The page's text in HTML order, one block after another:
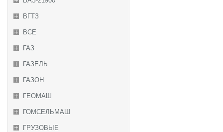
ВГТЗ
ВСЕ
ГАЗ
ГАЗЕЛЬ
ГАЗОН
ГЕОМАШ
ГОМСЕЛЬМАШ
ГРУЗОВЫЕ